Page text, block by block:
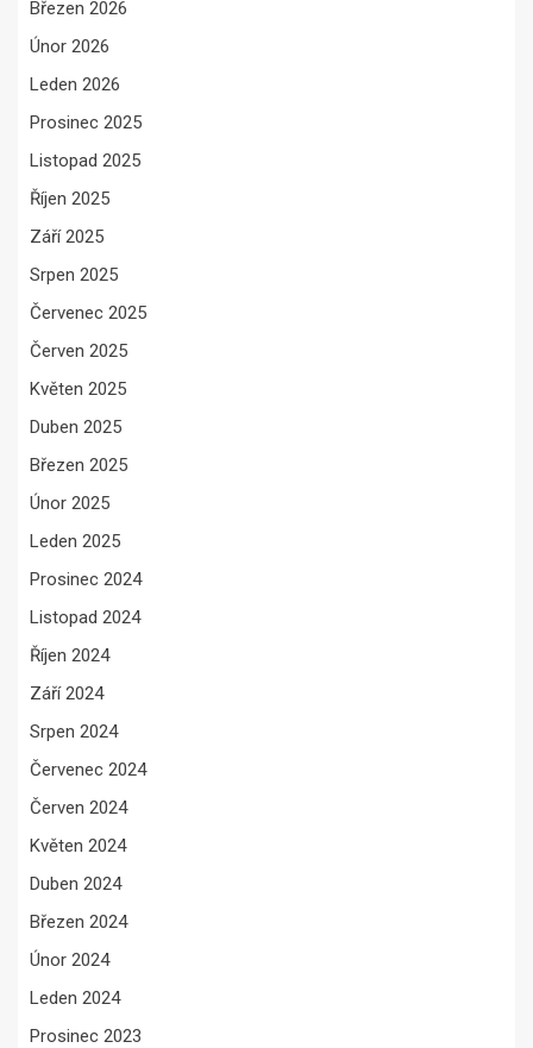
Březen 2026
Únor 2026
Leden 2026
Prosinec 2025
Listopad 2025
Říjen 2025
Září 2025
Srpen 2025
Červenec 2025
Červen 2025
Květen 2025
Duben 2025
Březen 2025
Únor 2025
Leden 2025
Prosinec 2024
Listopad 2024
Říjen 2024
Září 2024
Srpen 2024
Červenec 2024
Červen 2024
Květen 2024
Duben 2024
Březen 2024
Únor 2024
Leden 2024
Prosinec 2023